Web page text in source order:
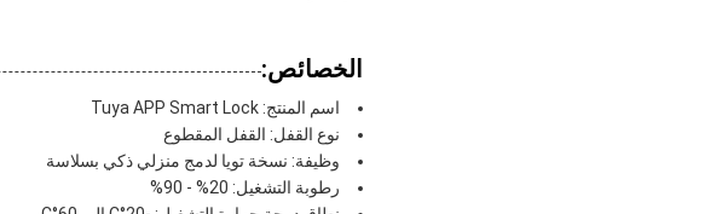
الخصائص:
اسم المنتج: Tuya APP Smart Lock
نوع القفل: القفل المقطوع
وظيفة: نسخة تويا لدمج منزلي ذكي بسلاسة
رطوبة التشغيل: 20% - 90%